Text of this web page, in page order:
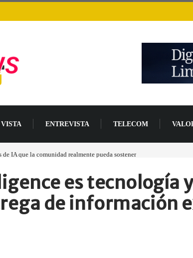
ENTREVISTA TELECOM
5 ya están en fase avanzada de desarrollo
es…
es tecnología
de información